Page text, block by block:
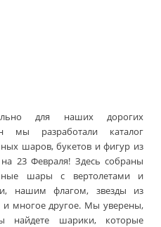
для наших дорогих
мы разработали каталог
шаров, букетов и фигур из
23 Февраля! Здесь собраны
шары с вертолетами и
нашим флагом, звезды из
и многое другое. Мы уверены,
найдете шарики, которые